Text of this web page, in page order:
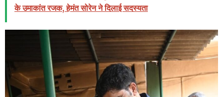
के उमाकांत रजक, हेमंत सोरेन ने दिलाई सदस्यता